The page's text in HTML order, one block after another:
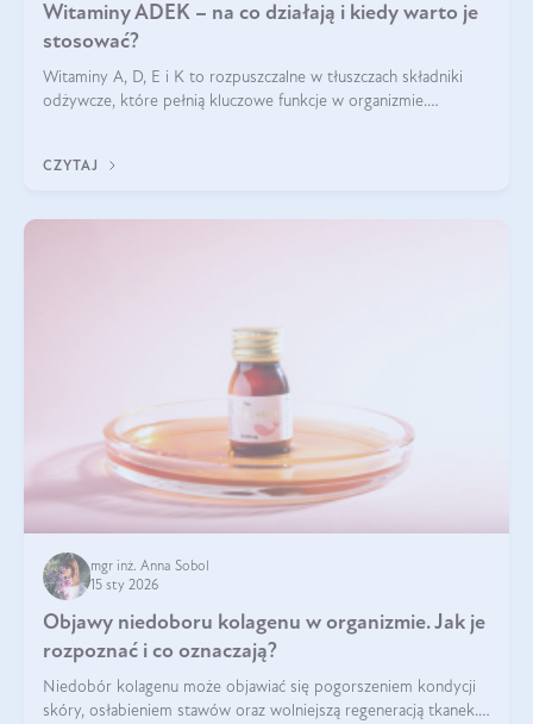
Witaminy ADEK – na co działają i kiedy warto je
stosować?
Witaminy A, D, E i K to rozpuszczalne w tłuszczach składniki
odżywcze, które pełnią kluczowe funkcje w organizmie.
CZYTAJ
mgr inż. Anna Sobol
15 sty 2026
Objawy niedoboru kolagenu w organizmie. Jak je
rozpoznać i co oznaczają?
Niedobór kolagenu może objawiać się pogorszeniem kondycji
skóry, osłabieniem stawów oraz wolniejszą regeneracją tkanek.